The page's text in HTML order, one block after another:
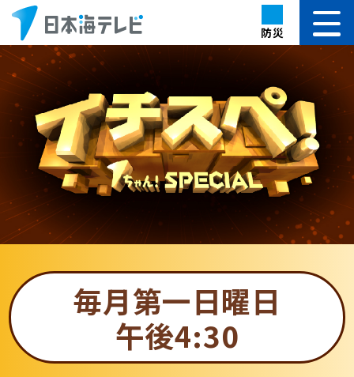
防災
毎月第一日曜日
午後4:30